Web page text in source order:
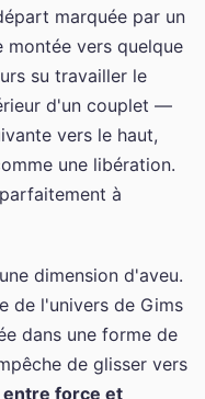
marquée par un
montée vers quelque
su travailler le
d'un couplet —
vers le haut,
une libération.
à
dimension d'aveu.
de l'univers de Gims
dans une forme de
de glisser vers
entre force et